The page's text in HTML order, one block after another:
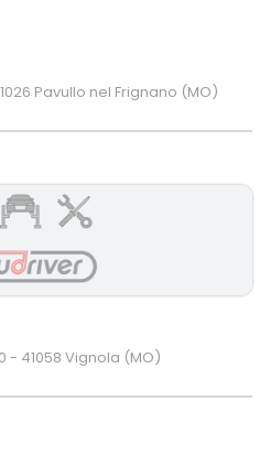
Pavullo nel Frignano (MO)
- 41058 Vignola (MO)